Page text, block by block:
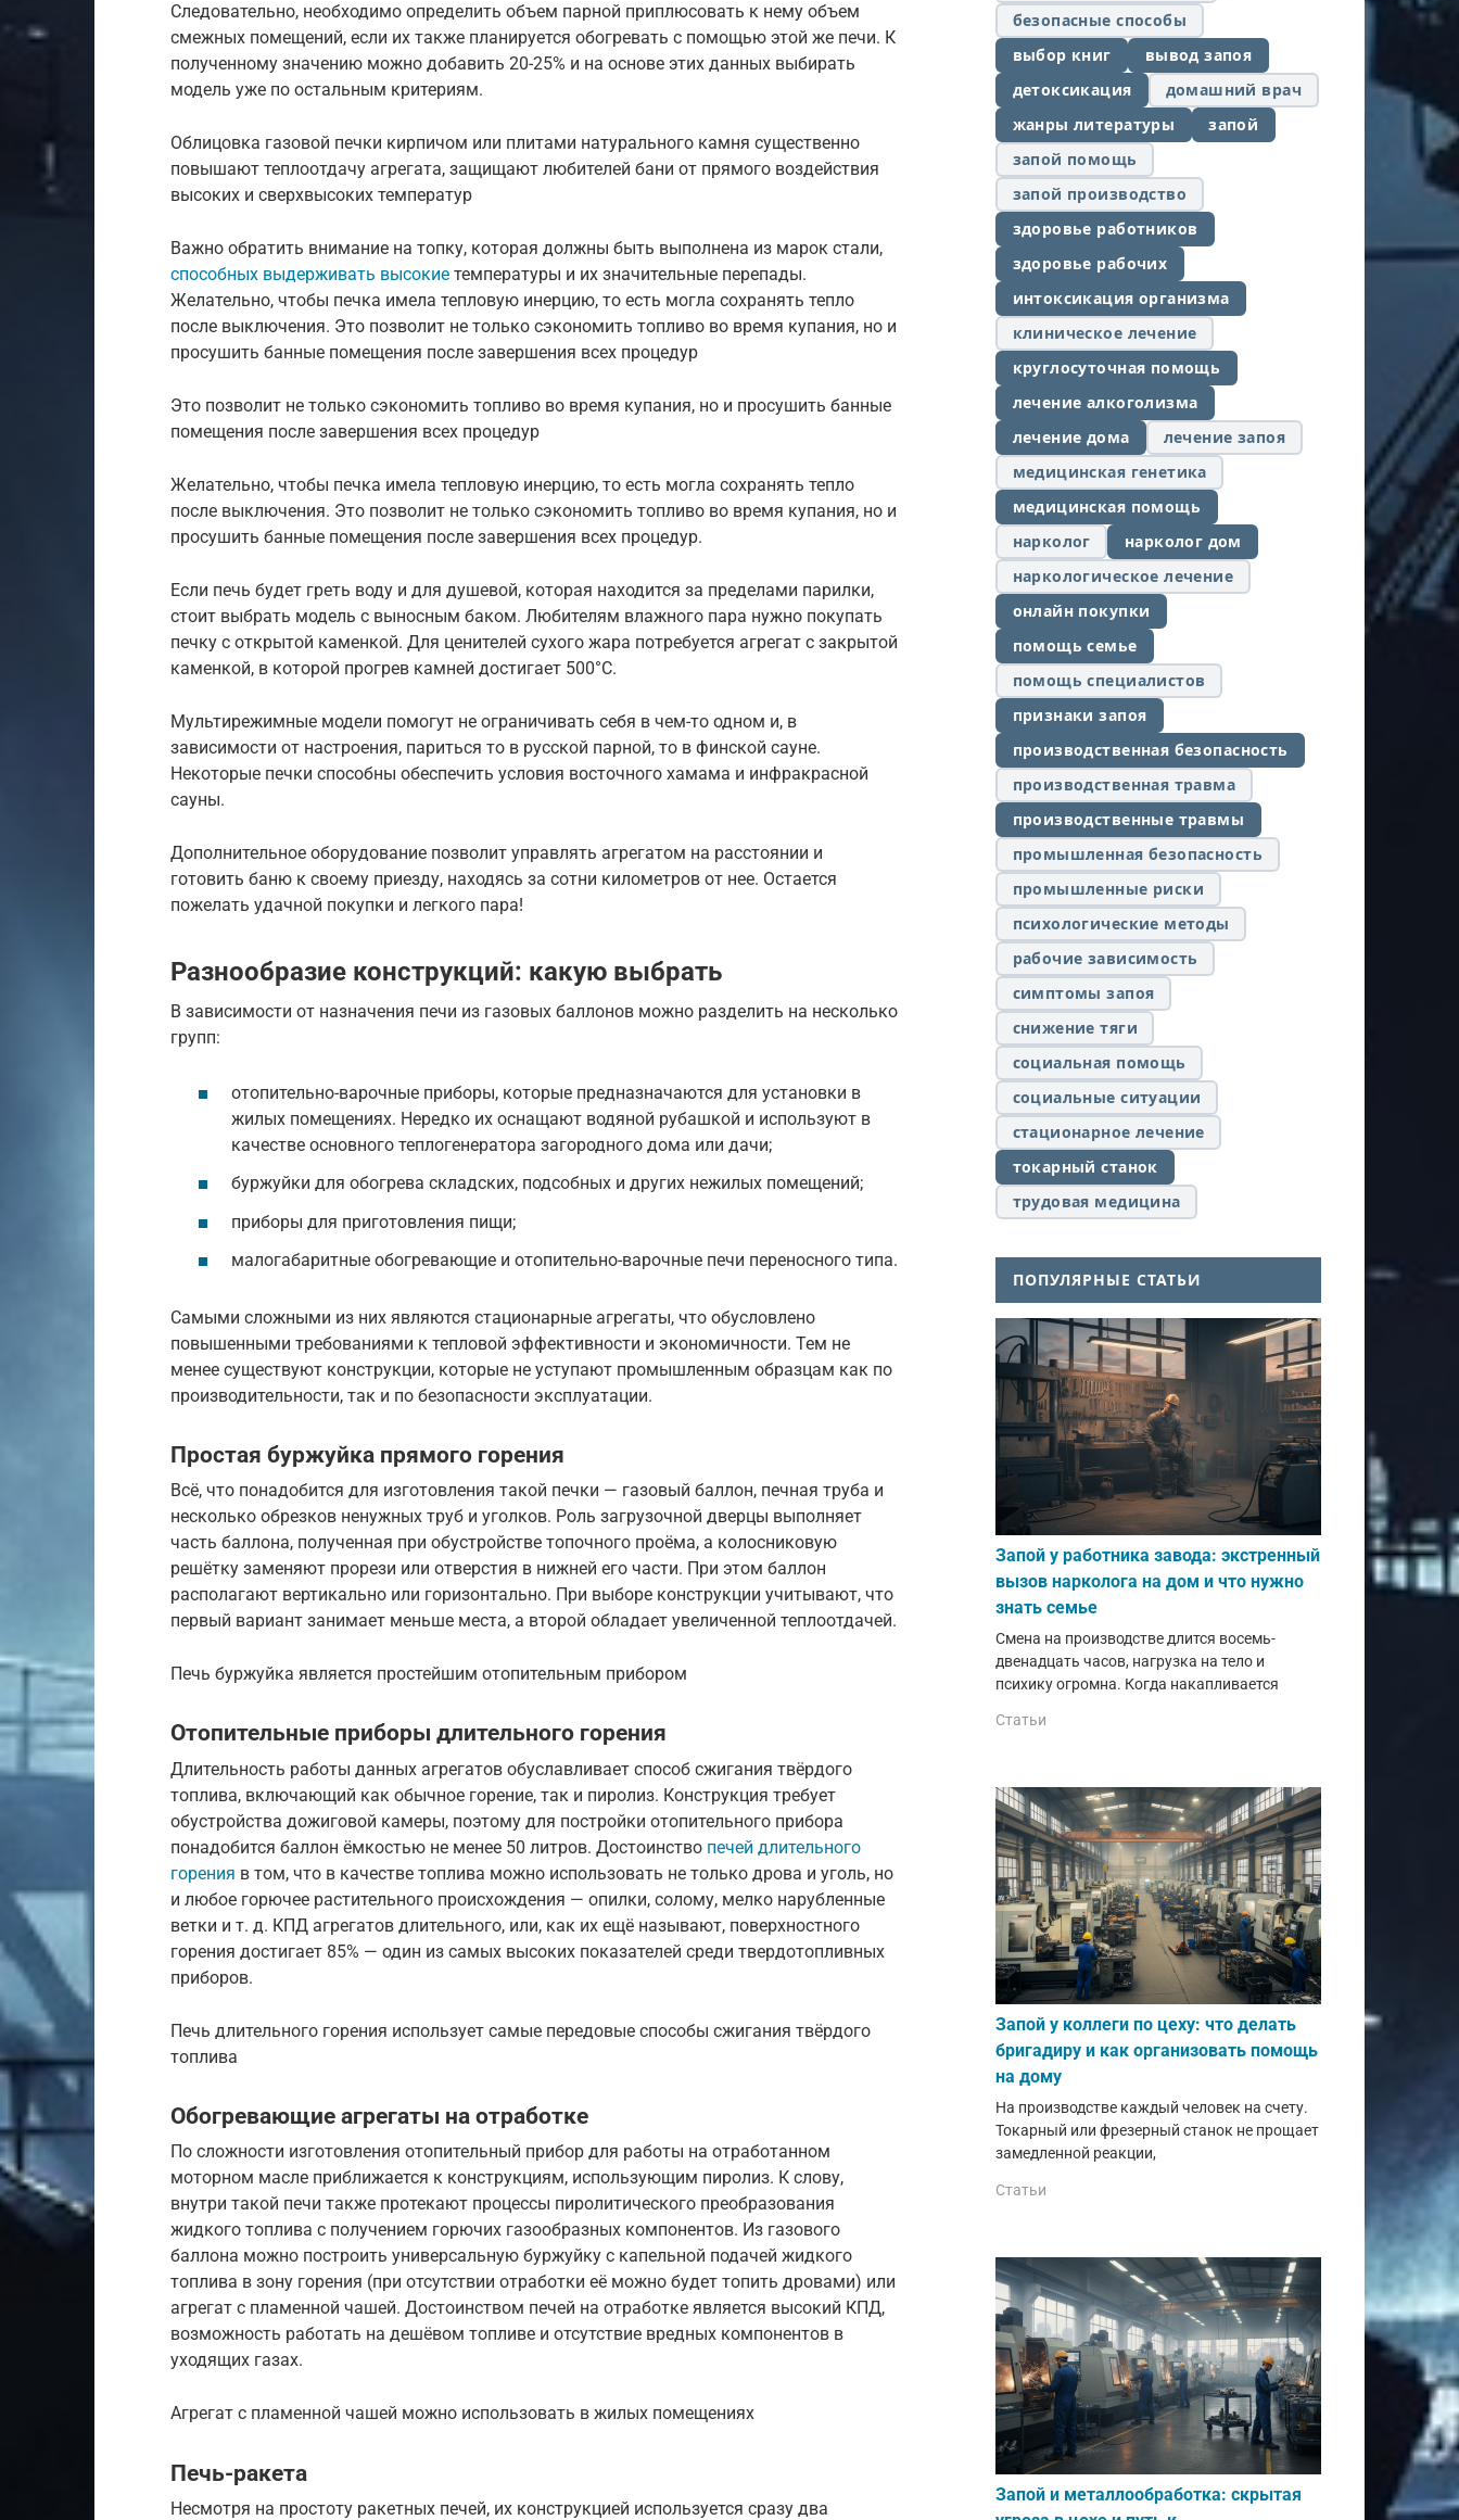
Следовательно, необходимо определить объем парной приплюсовать к нему объем
смежных помещений, если их также планируется обогревать с помощью этой же печи. К
полученному значению можно добавить 20-25% и на основе этих данных выбирать
модель уже по остальным критериям.
Облицовка газовой печки кирпичом или плитами натурального камня существенно
повышают теплоотдачу агрегата, защищают любителей бани от прямого воздействия
высоких и сверхвысоких температур
Важно обратить внимание на топку, которая должны быть выполнена из марок стали,
способных выдерживать высокие температуры и их значительные перепады.
Желательно, чтобы печка имела тепловую инерцию, то есть могла сохранять тепло
после выключения. Это позволит не только сэкономить топливо во время купания, но и
просушить банные помещения после завершения всех процедур
Это позволит не только сэкономить топливо во время купания, но и просушить банные
помещения после завершения всех процедур
Желательно, чтобы печка имела тепловую инерцию, то есть могла сохранять тепло
после выключения. Это позволит не только сэкономить топливо во время купания, но и
просушить банные помещения после завершения всех процедур.
Если печь будет греть воду и для душевой, которая находится за пределами парилки,
стоит выбрать модель с выносным баком. Любителям влажного пара нужно покупать
печку с открытой каменкой. Для ценителей сухого жара потребуется агрегат с закрытой
каменкой, в которой прогрев камней достигает 500°С.
Мультирежимные модели помогут не ограничивать себя в чем-то одном и, в
зависимости от настроения, париться то в русской парной, то в финской сауне.
Некоторые печки способны обеспечить условия восточного хамама и инфракрасной
сауны.
Дополнительное оборудование позволит управлять агрегатом на расстоянии и
готовить баню к своему приезду, находясь за сотни километров от нее. Остается
пожелать удачной покупки и легкого пара!
Разнообразие конструкций: какую выбрать
В зависимости от назначения печи из газовых баллонов можно разделить на несколько
групп:
отопительно-варочные приборы, которые предназначаются для установки в
жилых помещениях. Нередко их оснащают водяной рубашкой и используют в
качестве основного теплогенератора загородного дома или дачи;
буржуйки для обогрева складских, подсобных и других нежилых помещений;
приборы для приготовления пищи;
малогабаритные обогревающие и отопительно-варочные печи переносного типа.
Самыми сложными из них являются стационарные агрегаты, что обусловлено
повышенными требованиями к тепловой эффективности и экономичности. Тем не
менее существуют конструкции, которые не уступают промышленным образцам как по
производительности, так и по безопасности эксплуатации.
Простая буржуйка прямого горения
Всё, что понадобится для изготовления такой печки — газовый баллон, печная труба и
несколько обрезков ненужных труб и уголков. Роль загрузочной дверцы выполняет
часть баллона, полученная при обустройстве топочного проёма, а колосниковую
решётку заменяют прорези или отверстия в нижней его части. При этом баллон
располагают вертикально или горизонтально. При выборе конструкции учитывают, что
первый вариант занимает меньше места, а второй обладает увеличенной теплоотдачей.
Печь буржуйка является простейшим отопительным прибором
Отопительные приборы длительного горения
Длительность работы данных агрегатов обуславливает способ сжигания твёрдого
топлива, включающий как обычное горение, так и пиролиз. Конструкция требует
обустройства дожиговой камеры, поэтому для постройки отопительного прибора
понадобится баллон ёмкостью не менее 50 литров. Достоинство печей длительного
горения в том, что в качестве топлива можно использовать не только дрова и уголь, но
и любое горючее растительного происхождения — опилки, солому, мелко нарубленные
ветки и т. д. КПД агрегатов длительного, или, как их ещё называют, поверхностного
горения достигает 85% — один из самых высоких показателей среди твердотопливных
приборов.
Печь длительного горения использует самые передовые способы сжигания твёрдого
топлива
Обогревающие агрегаты на отработке
По сложности изготовления отопительный прибор для работы на отработанном
моторном масле приближается к конструкциям, использующим пиролиз. К слову,
внутри такой печи также протекают процессы пиролитического преобразования
жидкого топлива с получением горючих газообразных компонентов. Из газового
баллона можно построить универсальную буржуйку с капельной подачей жидкого
топлива в зону горения (при отсутствии отработки её можно будет топить дровами) или
агрегат с пламенной чашей. Достоинством печей на отработке является высокий КПД,
возможность работать на дешёвом топливе и отсутствие вредных компонентов в
уходящих газах.
Агрегат с пламенной чашей можно использовать в жилых помещениях
Печь-ракета
Несмотря на простоту ракетных печей, их конструкцией используется сразу два
безопасные способы
выбор книг
вывод запоя
детоксикация
домашний врач
жанры литературы
запой
запой помощь
запой производство
здоровье работников
здоровье рабочих
интоксикация организма
клиническое лечение
круглосуточная помощь
лечение алкоголизма
лечение дома
лечение запоя
медицинская генетика
медицинская помощь
нарколог
нарколог дом
наркологическое лечение
онлайн покупки
помощь семье
помощь специалистов
признаки запоя
производственная безопасность
производственная травма
производственные травмы
промышленная безопасность
промышленные риски
психологические методы
рабочие зависимость
симптомы запоя
снижение тяги
социальная помощь
социальные ситуации
стационарное лечение
токарный станок
трудовая медицина
ПОПУЛЯРНЫЕ СТАТЬИ
Запой у работника завода: экстренный
вызов нарколога на дом и что нужно
знать семье
Смена на производстве длится восемь-
двенадцать часов, нагрузка на тело и
психику огромна. Когда накапливается
Статьи
Запой у коллеги по цеху: что делать
бригадиру и как организовать помощь
на дому
На производстве каждый человек на счету.
Токарный или фрезерный станок не прощает
замедленной реакции,
Статьи
Запой и металлообработка: скрытая